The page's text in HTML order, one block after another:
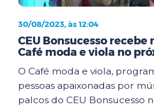
30/08/2023, às 12:04
CEU Bonsucesso recebe
Café moda e viola no
O Café moda e viola,
pessoas apaixonadas por
palcos do CEU Bonsucesso